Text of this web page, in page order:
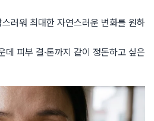
스러워 최대한 자연스러운 변화를 원하
데 피부 결·톤까지 같이 정돈하고 싶은